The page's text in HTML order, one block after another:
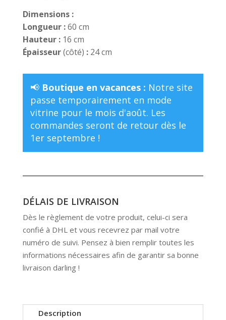
Dimensions :
Longueur :60 cm
Hauteur :16 cm
Épaisseur(côté) :24 cm
📢 Boutique en vacances : Notre site
passe temporairement en mode
vitrine pour le mois d'août. Les
commandes seront de retour dès le
1er septembre !
DÉLAIS DE LIVRAISON
Dès le règlement de votre produit, celui-ci sera
confié à DHL et vous recevrez par mail votre
numéro de suivi. Pensez à bien remplir toutes les
informations nécessaires afin de garantir sa bonne
livraison darling !
Description